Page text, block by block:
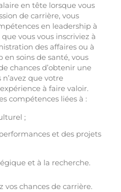
en tête lorsque vous
de carrière, vous
en leadership à
vous vous inscriviez à
des affaires ou à
en soins de santé, vous
chances d’obtenir une
que votre
à faire valoir.
compétences liées à :
;
et des projets
et à la recherche.
vos chances de carrière.